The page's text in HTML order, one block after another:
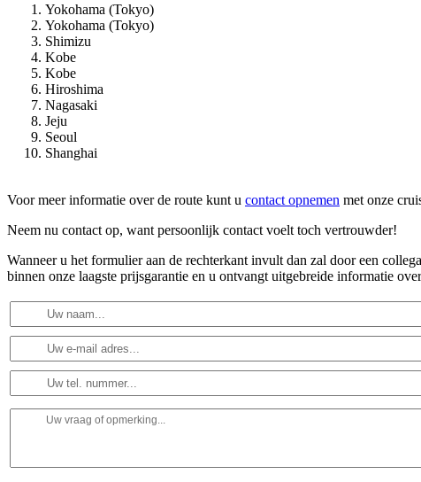
Yokohama (Tokyo)
Yokohama (Tokyo)
Shimizu
Kobe
Kobe
Hiroshima
Nagasaki
Jeju
Seoul
Shanghai
Voor meer informatie over de route kunt u contact opnemen met onze
Neem nu contact op, want persoonlijk contact voelt toch vertrouwder!
Wanneer u het formulier aan de rechterkant invult dan zal door een
binnen onze laagste prijsgarantie en u ontvangt uitgebreide informatie